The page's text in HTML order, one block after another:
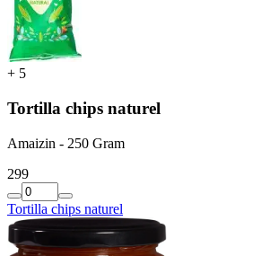
+ 5
Tortilla chips naturel
Amaizin - 250 Gram
299
Tortilla chips naturel